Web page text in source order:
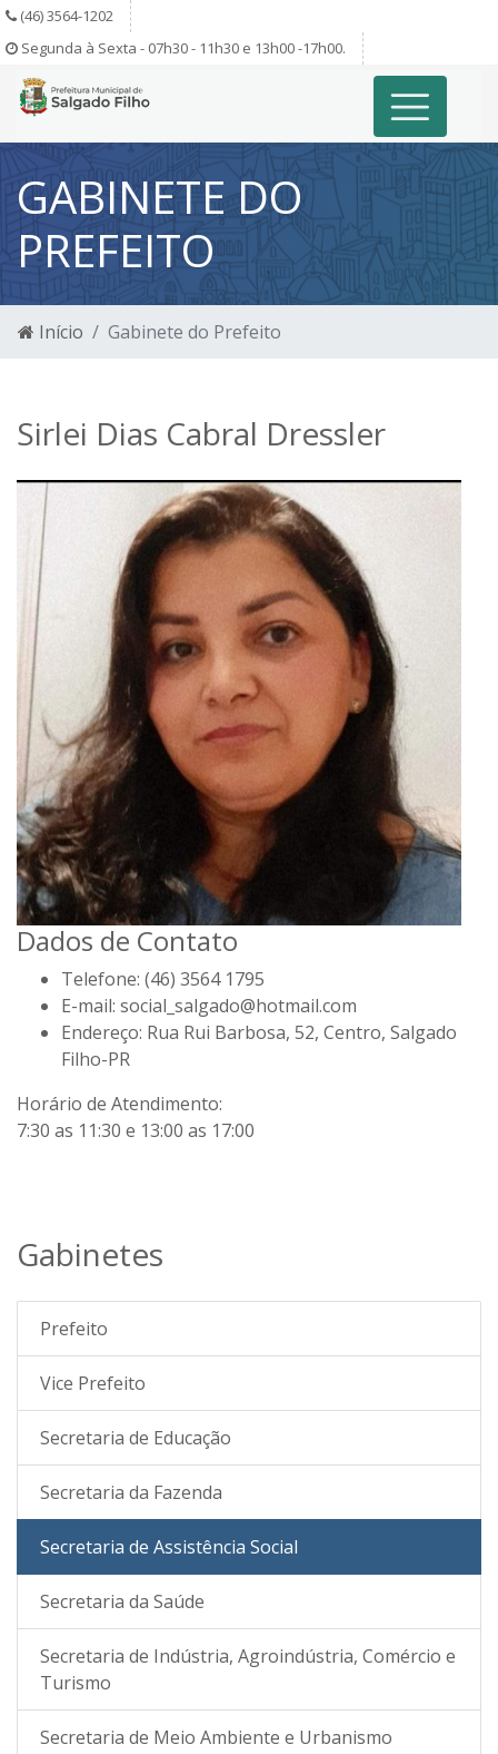
(46) 3564-1202
Segunda à Sexta - 07h30 - 11h30 e 13h00 -17h00.
GABINETE DO
PREFEITO
Início Gabinete do Prefeito
Sirlei Dias Cabral Dressler
Dados de Contato
Telefone: (46) 3564 1795
E-mail: social_salgado@hotmail.com
Endereço: Rua Rui Barbosa, 52, Centro, Salgado
Filho-PR
Horário de Atendimento:
7:30 as 11:30 e 13:00 as 17:00
Gabinetes
Prefeito
Vice Prefeito
Secretaria de Educação
Secretaria da Fazenda
Secretaria de Assistência Social
Secretaria da Saúde
Secretaria de Indústria, Agroindústria, Comércio e
Turismo
Secretaria de Meio Ambiente e Urbanismo